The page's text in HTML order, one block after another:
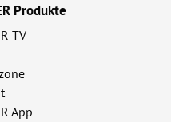
Produkte
TV
App